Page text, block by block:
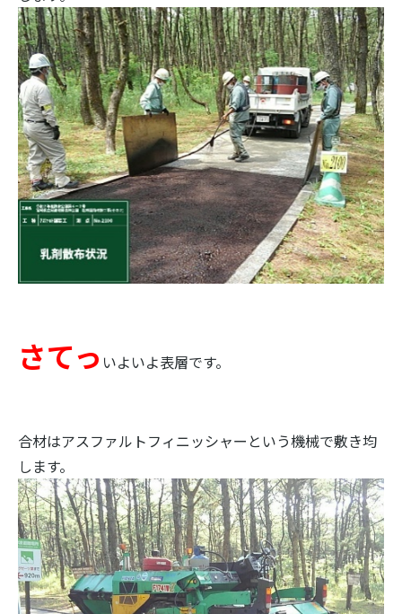
さてっ いよいよ表層です。
合材はアスファルトフィニッシャーという機械で敷き均
します。